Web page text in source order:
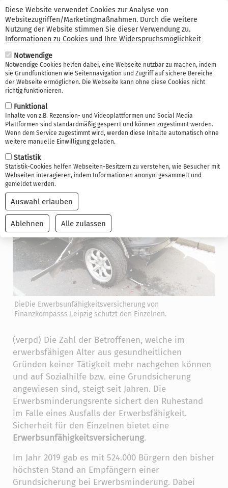
Direkt
zum
Inhalt
Kontakt (0341) 99 38 66 56 Erstinformation
Suche
Erwerbsunfähigkeitsver
sicherung Leipzig
DieDie Erwerbsunfähigkeitsversicherung von
Finanzkompasss Leipzig schützt den Einzelnen.
(verpd) Die Zahl der Betroffenen, welche im
erwerbsfähigen Alter aus gesundheitlichen
Gründen keiner Tätigkeit mehr nachgehen können
und auf Sozialhilfe bzw. eine Grundsicherung
angewiesen sind, steigt seit Jahren. Die
Erwerbsminderungsrente sichert den Ruhestand
im Falle eines Ausfalls der Erwerbsfähigkeit.
Sicherheit für den Einzelnen bietet eine
Erwerbsunfähigkeitsversicherung.
Im Jahr 2019 gab es mit 524.000 Bürgern den bisher
höchsten Stand an Empfängern einer
Grundsicherung bei Erwerbsminderung. Dabei
Diese Website verwendet Cookies zur Analyse von
Websitezugriffen/Marketingmaßnahmen. Durch die weitere
Nutzung der Website stimmen Sie dieser Verwendung zu.
Informationen zu Cookies und Ihre Widerspruchsmöglichkeit
Notwendige
Notwendige Cookies helfen dabei, eine Webseite nutzbar zu machen, indem
sie Grundfunktionen wie Seitennavigation und Zugriff auf sichere Bereiche
der Webseite ermöglichen. Die Webseite kann ohne diese Cookies nicht
richtig funktionieren.
Funktional
Inhalte von z.B. Rezension- und Videoplattformen und Social Media
Plattformen sind standardmäßig gesperrt und können zugestimmt werden.
Wenn dem Service zugestimmt wird, werden diese Inhalte automatisch ohne
weitere manuelle Einwilligung geladen.
Statistik
Statistik-Cookies helfen Webseiten-Besitzern zu verstehen, wie Besucher mit
Webseiten interagieren, indem Informationen anonym gesammelt und
gemeldet werden.
Auswahl erlauben
Ablehnen Alle zulassen